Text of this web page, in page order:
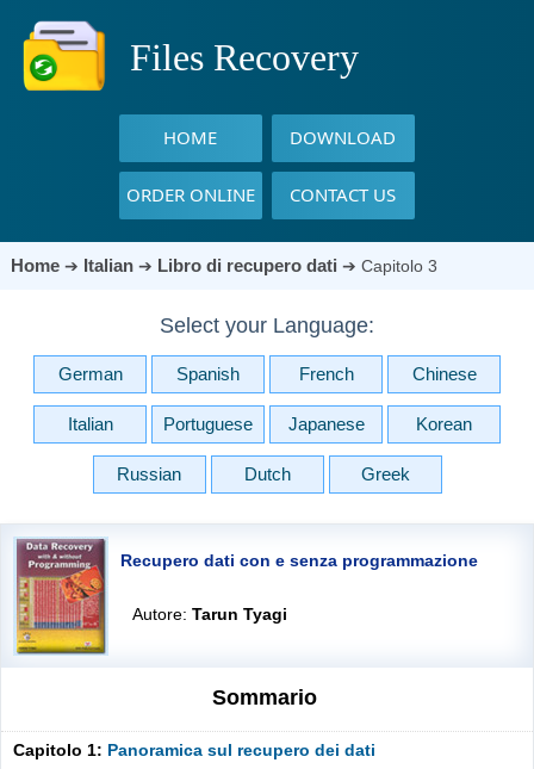
Files Recovery
HOME DOWNLOAD
ORDER ONLINE CONTACT US
Home➔ Italian ➔ Libro di recupero dati ➔ Capitolo 3
Select your Language:
German Spanish French Chinese
Italian Portuguese Japanese Korean
Russian Dutch Greek
Recupero dati con e senza programmazione
Autore: Tarun Tyagi
Sommario
Capitolo 1: Panoramica sul recupero dei dati